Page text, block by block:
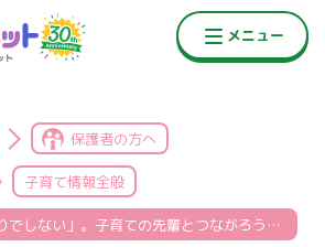
保護者の方へ
子育て情報全般
子育ては「ひとりでしない」。子育ての先輩とつながろう！【コソダテのヒント】